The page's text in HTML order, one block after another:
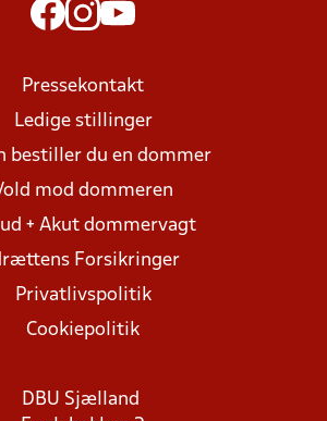
Pressekontakt
Ledige stillinger
bestiller du en dommer
mod dommeren
+ Akut dommervagt
Forsikringer
Privatlivspolitik
Cookiepolitik
DBU Sjælland